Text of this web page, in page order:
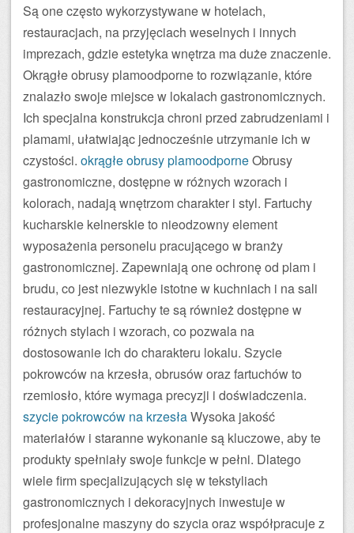
Są one często wykorzystywane w hotelach,
restauracjach, na przyjęciach weselnych i innych
imprezach, gdzie estetyka wnętrza ma duże znaczenie.
Okrągłe obrusy plamoodporne to rozwiązanie, które
znalazło swoje miejsce w lokalach gastronomicznych.
Ich specjalna konstrukcja chroni przed zabrudzeniami i
plamami, ułatwiając jednocześnie utrzymanie ich w
czystości. okrągłe obrusy plamoodporneObrusy
gastronomiczne, dostępne w różnych wzorach i
kolorach, nadają wnętrzom charakter i styl. Fartuchy
kucharskie kelnerskie to nieodzowny element
wyposażenia personelu pracującego w branży
gastronomicznej. Zapewniają one ochronę od plam i
brudu, co jest niezwykle istotne w kuchniach i na sali
restauracyjnej. Fartuchy te są również dostępne w
różnych stylach i wzorach, co pozwala na
dostosowanie ich do charakteru lokalu. Szycie
pokrowców na krzesła, obrusów oraz fartuchów to
rzemiosło, które wymaga precyzji i doświadczenia.
szycie pokrowców na krzesłaWysoka jakość
materiałów i staranne wykonanie są kluczowe, aby te
produkty spełniały swoje funkcje w pełni. Dlatego
wiele firm specjalizujących się w tekstyliach
gastronomicznych i dekoracyjnych inwestuje w
profesjonalne maszyny do szycia oraz współpracuje z